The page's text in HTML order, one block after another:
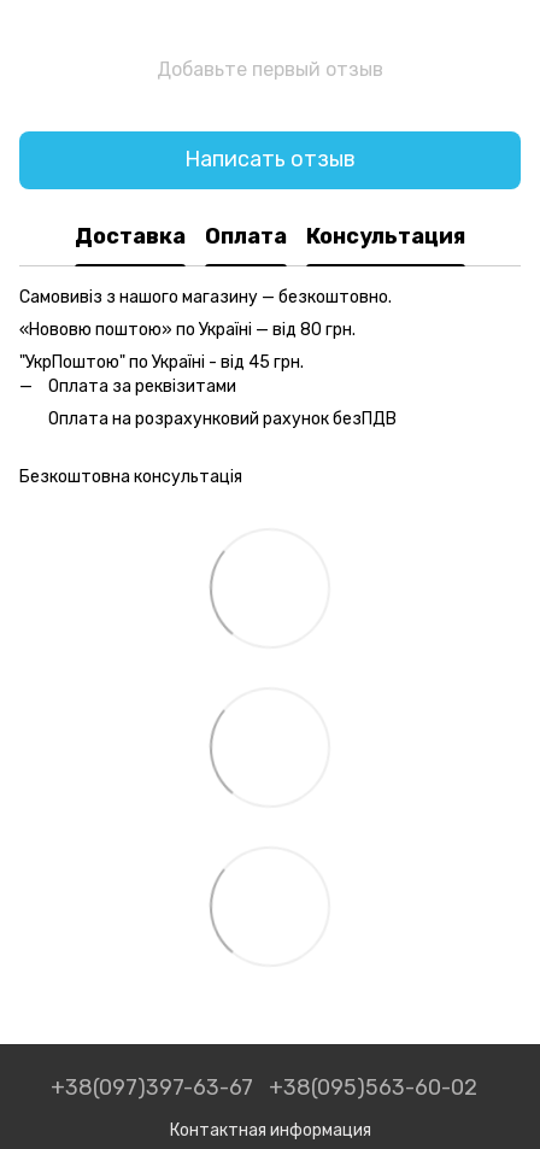
Добавьте первый отзыв
Написать отзыв
Доставка Оплата Консультация
Самовивіз з нашого магазину — безкоштовно.
«Нововю поштою» по Україні — від 80 грн.
"УкрПоштою" по Україні - від 45 грн.
Оплата за реквізитами
Оплата на розрахунковий рахунок безПДВ
Безкоштовна консультація
+38(097)397-63-67 +38(095)563-60-02
Контактная информация